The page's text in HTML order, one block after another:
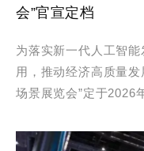
会”官宣定档
为落实新一代人工智
用，推动经济高质量
场景展览会”定于2026